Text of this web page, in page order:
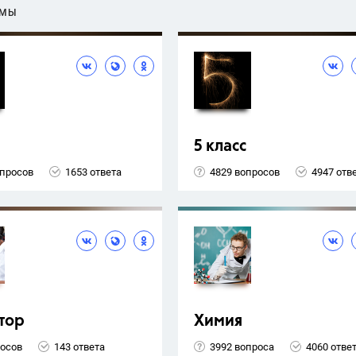
1653 ответа
5 класс
4829 вопросов 4947
143 ответа
Химия
3992 вопроса 4060